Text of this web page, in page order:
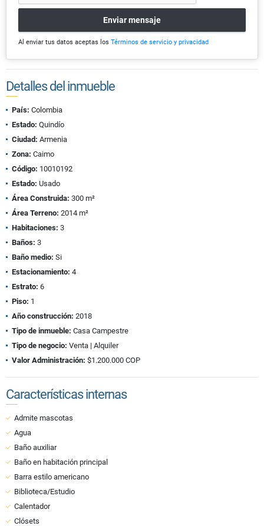
Enviar mensaje
Al enviar tus datos aceptas los Términos de servicio y privacidad
Detalles del inmueble
País: Colombia
Estado: Quindío
Ciudad: Armenia
Zona: Caimo
Código: 10010192
Estado: Usado
Área Construida: 300 m²
Área Terreno: 2014 m²
Habitaciones: 3
Baños: 3
Baño medio: Si
Estacionamiento: 4
Estrato: 6
Piso: 1
Año construcción: 2018
Tipo de inmueble: Casa Campestre
Tipo de negocio: Venta | Alquiler
Valor Administración: $1.200.000 COP
Características internas
Admite mascotas
Agua
Baño auxiliar
Baño en habitación principal
Barra estilo americano
Biblioteca/Estudio
Calentador
Clósets